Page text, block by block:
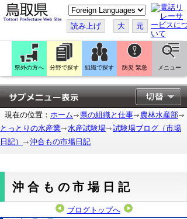
こ
の
ペ
ー
ジ
翻
訳
す
る
読み上げ 大 元
県外の方へ 分野で探す 組織で探す 防災 緊急 メニュー
現在の位置： ホーム 県の組織と仕事
農林水産部
とっとりの水産業
水産試験場
試験場ブログ（市場
日記）
沖合もの市場日記
沖合もの市場日記
ブログトップへ